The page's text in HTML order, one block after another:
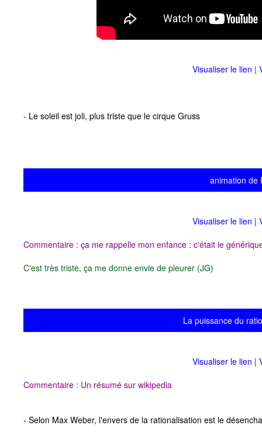
Visualiser le lien |
- Le soleil est joli, plus triste que le cirque Gruss
animation de
Visualiser le lien |
Commentaire : ça me rappelle mon enfance : c'était le
C'est très triste, ça me donne envie de pleurer (JG)
La puissance du
Visualiser le lien |
Commentaire : Un résumé sur wikipedia
- Selon Max Weber, l'envers de la rationalisation est le